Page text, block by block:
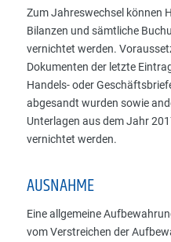
Zum Jahreswechsel können
Bilanzen und sämtliche
vernichtet werden.
Dokumenten der letzte
Handels- oder
abgesandt wurden sowie
Unterlagen aus dem Jahr
vernichtet werden.
AUSNAHME
Eine allgemeine
vom Verstreichen der